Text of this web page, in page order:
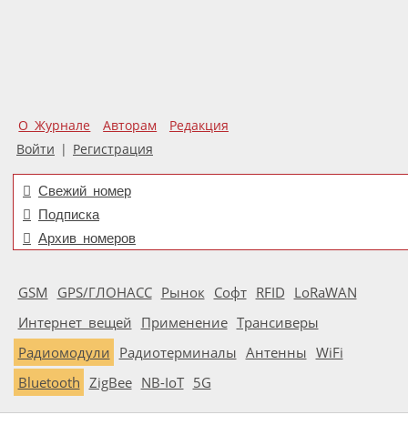
О Журнале Авторам
Редакция
Войти | Регистрация
Свежий номер
Подписка
Архив номеров
GSM GPS/ГЛОНАСС Рынок Софт RFID LoRaWAN
Интернет вещей Применение Трансиверы
Радиомодули Радиотерминалы Антенны WiFi
Bluetooth ZigBee NB-IoT 5G